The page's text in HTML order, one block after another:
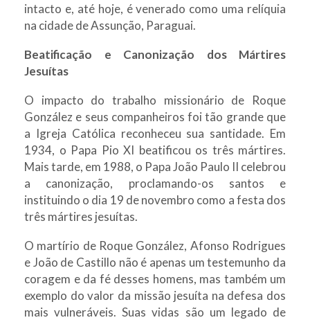
intacto e, até hoje, é venerado como uma relíquia
na cidade de Assunção, Paraguai.
Beatificação e Canonização dos Mártires
Jesuítas
O impacto do trabalho missionário de Roque
González e seus companheiros foi tão grande que
a Igreja Católica reconheceu sua santidade. Em
1934, o Papa Pio XI beatificou os três mártires.
Mais tarde, em 1988, o Papa João Paulo II celebrou
a canonização, proclamando-os santos e
instituindo o dia 19 de novembro como a festa dos
três mártires jesuítas.
O martírio de Roque González, Afonso Rodrigues
e João de Castillo não é apenas um testemunho da
coragem e da fé desses homens, mas também um
exemplo do valor da missão jesuíta na defesa dos
mais vulneráveis. Suas vidas são um legado de